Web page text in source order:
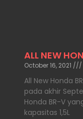
ALL NEW
October 16, 2021
All New Honda
pada akhir
Honda BR-V
kapasitas 1,5L